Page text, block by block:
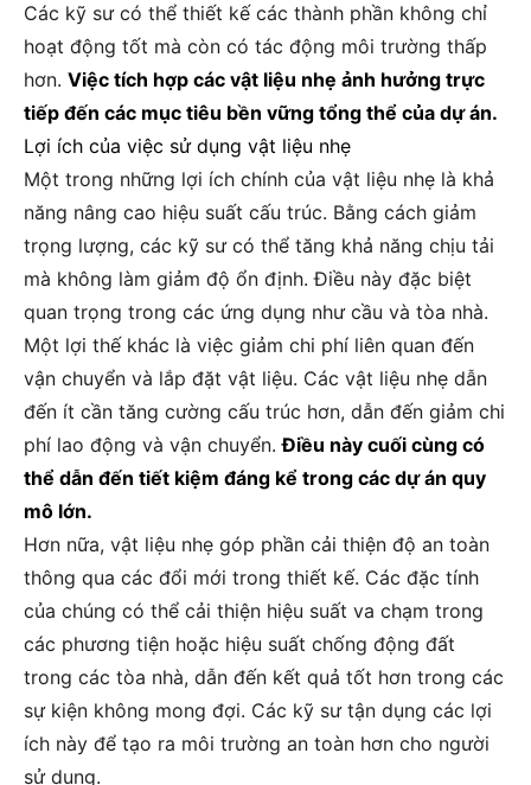
Các kỹ sư có thể thiết kế các thành phần không chỉ
hoạt động tốt mà còn có tác động môi trường thấp
hơn. Việc tích hợp các vật liệu nhẹ ảnh hưởng trực
tiếp đến các mục tiêu bền vững tổng thể của dự án.
Lợi ích của việc sử dụng vật liệu nhẹ
Một trong những lợi ích chính của vật liệu nhẹ là khả
năng nâng cao hiệu suất cấu trúc. Bằng cách giảm
trọng lượng, các kỹ sư có thể tăng khả năng chịu tải
mà không làm giảm độ ổn định. Điều này đặc biệt
quan trọng trong các ứng dụng như cầu và tòa nhà.
Một lợi thế khác là việc giảm chi phí liên quan đến
vận chuyển và lắp đặt vật liệu. Các vật liệu nhẹ dẫn
đến ít cần tăng cường cấu trúc hơn, dẫn đến giảm chi
phí lao động và vận chuyển.Điều này cuối cùng có
thể dẫn đến tiết kiệm đáng kể trong các dự án quy
mô lớn.
Hơn nữa, vật liệu nhẹ góp phần cải thiện độ an toàn
thông qua các đổi mới trong thiết kế. Các đặc tính
của chúng có thể cải thiện hiệu suất va chạm trong
các phương tiện hoặc hiệu suất chống động đất
trong các tòa nhà, dẫn đến kết quả tốt hơn trong các
sự kiện không mong đợi. Các kỹ sư tận dụng các lợi
ích này để tạo ra môi trường an toàn hơn cho người
sử dụng.